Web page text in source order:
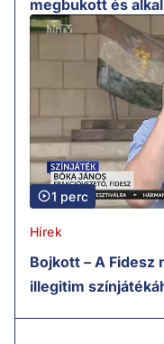
megbukott és
1 perc
Hírek
Bojkott – A Fidesz
illegitim